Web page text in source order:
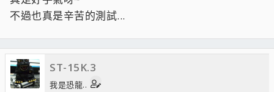
不過也真是辛苦的測試...
ST-15K.3
我是恐龍..